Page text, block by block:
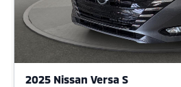
2025 Nissan Versa S